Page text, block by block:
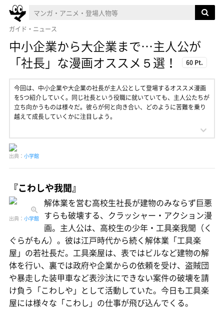
ガイド・ニュース
中小企業から大企業まで…主人公が
「社長」な漫画オススメ５選！
60 Pt.
今回は、中小企業や大企業の社長が主人公として登場するオススメ漫画
を5つ紹介していく。同じ社長という役職に就いていても、主人公たちが
立ち向かうものは様々だ。彼らが何と向き合い、どのように苦難を乗り
越えて成長していくかに注目しよう。
出典： 小学館
『こわしや我聞』
出典： 小学館
解体業を営む高校生社長が建物のみならず巨悪
すらも破壊する、クラッシャー・アクション漫
画。主人公は、高校生の少年・工具楽我聞（く
ぐらがもん）。彼は江戸時代から続く解体業「工具楽
屋」の若社長だ。工具楽屋は、表ではビルなど建物の解
体を行い、裏では政府や企業からの依頼を受け、盗賊団
や暴走した装甲車など表沙汰にできない案件の破壊を請
け負う「こわしや」として活動していた。今日も工具楽
屋には様々な「こわし」の仕事が飛び込んでくる。